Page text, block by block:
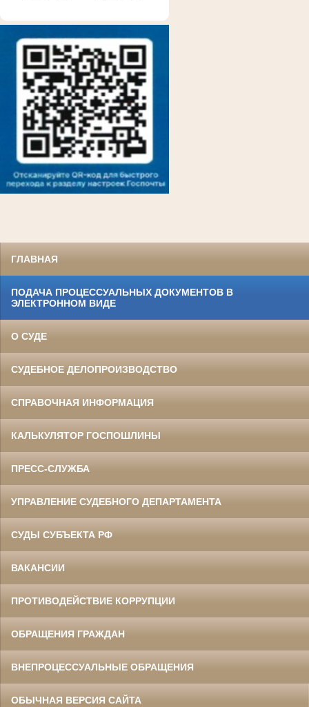
ГЛАВНАЯ
ПОДАЧА ПРОЦЕССУАЛЬНЫХ ДОКУМЕНТОВ В
ЭЛЕКТРОННОМ ВИДЕ
О СУДЕ
СУДЕБНОЕ ДЕЛОПРОИЗВОДСТВО
СПРАВОЧНАЯ ИНФОРМАЦИЯ
КАЛЬКУЛЯТОР ГОСПОШЛИНЫ
ПРЕСС-СЛУЖБА
УПРАВЛЕНИЕ СУДЕБНОГО ДЕПАРТАМЕНТА
СУДЫ СУБЪЕКТА РФ
ВАКАНСИИ
ПРОТИВОДЕЙСТВИЕ КОРРУПЦИИ
ОБРАЩЕНИЯ ГРАЖДАН
ВНЕПРОЦЕССУАЛЬНЫЕ ОБРАЩЕНИЯ
ОБЫЧНАЯ ВЕРСИЯ САЙТА